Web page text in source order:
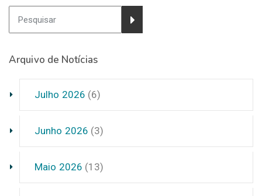
Arquivo de Notícias
Julho 2026 (6)
Junho 2026 (3)
Maio 2026 (13)